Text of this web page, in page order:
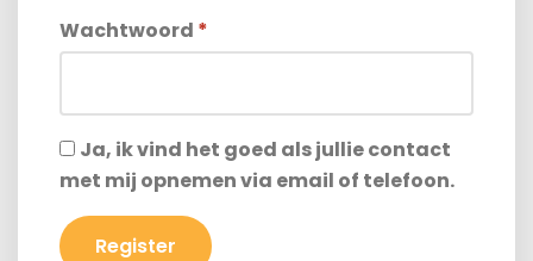
Wachtwoord *
Ja, ik vind het goed als jullie contact
met mij opnemen via email of telefoon.
Register